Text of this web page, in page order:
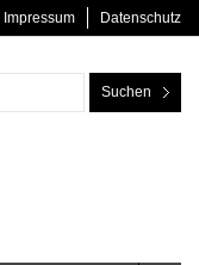
Impressum Datenschutz
Suchen